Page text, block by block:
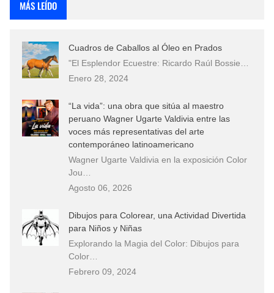
Que significan los cuadros de negras africanas?
El mundo del arte en pintura surrealista
MÁS LEÍDO
Cuadros de Caballos al Óleo en Prados
"El Esplendor Ecuestre: Ricardo Raúl Bossie…
Enero 28, 2024
“La vida”: una obra que sitúa al maestro
peruano Wagner Ugarte Valdivia entre las
voces más representativas del arte
contemporáneo latinoamericano
Wagner Ugarte Valdivia en la exposición Color
Jou…
Agosto 06, 2026
Dibujos para Colorear, una Actividad Divertida
para Niños y Niñas
Explorando la Magia del Color: Dibujos para
Color…
Febrero 09, 2024